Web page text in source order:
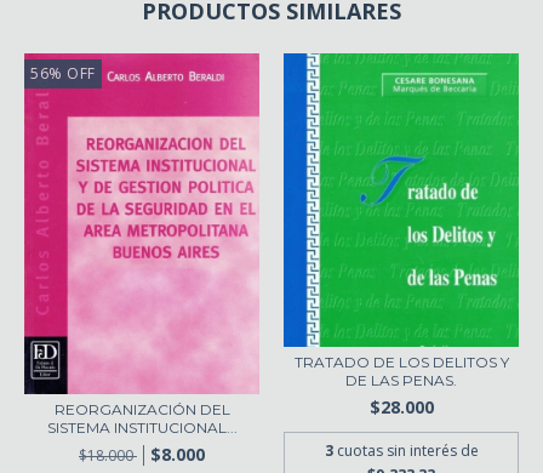
PRODUCTOS SIMILARES
56% OFF
REORGANIZACIÓN DEL
SISTEMA INSTITUCIONAL...
$18.000 $8.000
TRATADO DE LOS DELITOS Y
DE LAS PENAS.
$28.000
3 cuotas sin interés de